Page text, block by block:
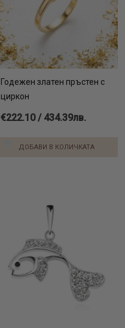
Годежен златен пръстен с
циркон
€222.10 / 434.39лв.
ДОБАВИ В КОЛИЧКАТА